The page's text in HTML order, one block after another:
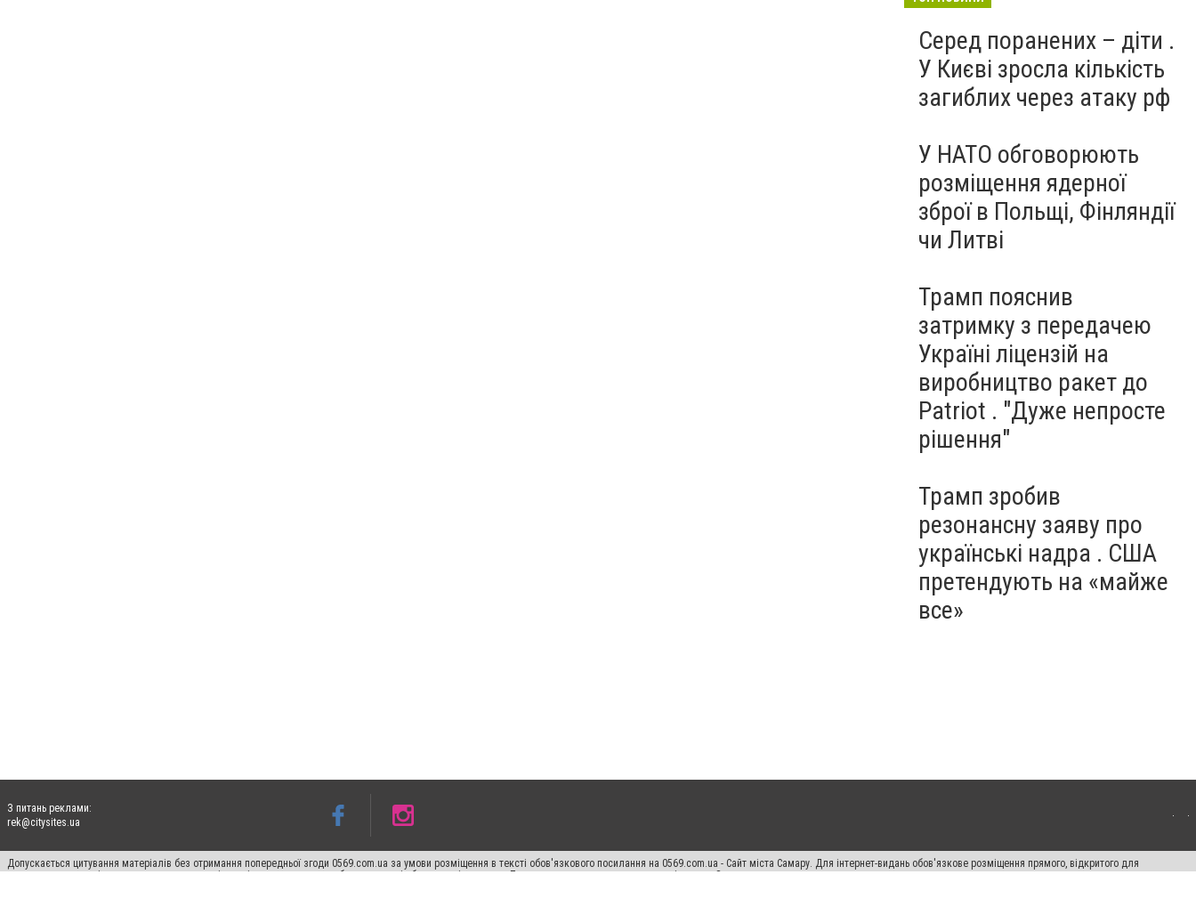
Серед поранених – діти .
У Києві зросла кількість
загиблих через атаку рф
У НАТО обговорюють
розміщення ядерної
зброї в Польщі, Фінляндії
чи Литві
Трамп пояснив
затримку з передачею
Україні ліцензій на
виробництво ракет до
Patriot . "Дуже непросте
рішення"
Трамп зробив
резонансну заяву про
українські надра . США
претендують на «майже
все»
З питань реклами:
rek@citysites.ua
Допускається цитування матеріалів без отримання попередньої згоди 0569.com.ua за умови розміщення в тексті обов'язкового посилання на 0569.com.ua - Сайт міста Самару. Для інтернет-видань обов'язкове розміщення прямого, відкритого для
пошукових систем гіперпосилання на цитовані статті не нижче другого абзацу в тексті або в якості джерела. Порушення виняткових прав переслідується Законом.